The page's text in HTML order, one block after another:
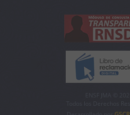
ENSF JMA © 2021
Todos los Derechos